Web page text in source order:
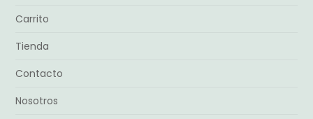
Carrito
Tienda
Contacto
Nosotros